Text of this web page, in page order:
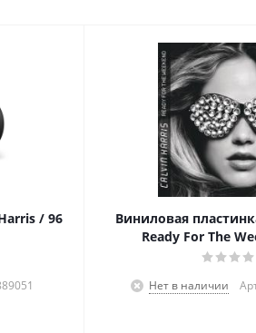
/ 96
Виниловая
Ready For The
Нет в наличии